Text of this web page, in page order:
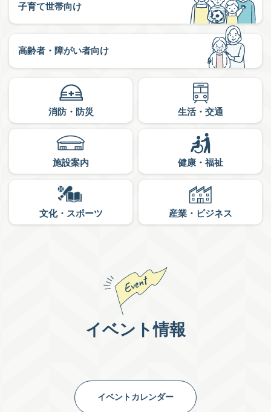
子育て世帯向け
高齢者・障がい者向け
消防・防災 生活・交通
施設案内 健康・福祉
文化・スポーツ 産業・ビジネス
イベント情報
イベントカレンダー